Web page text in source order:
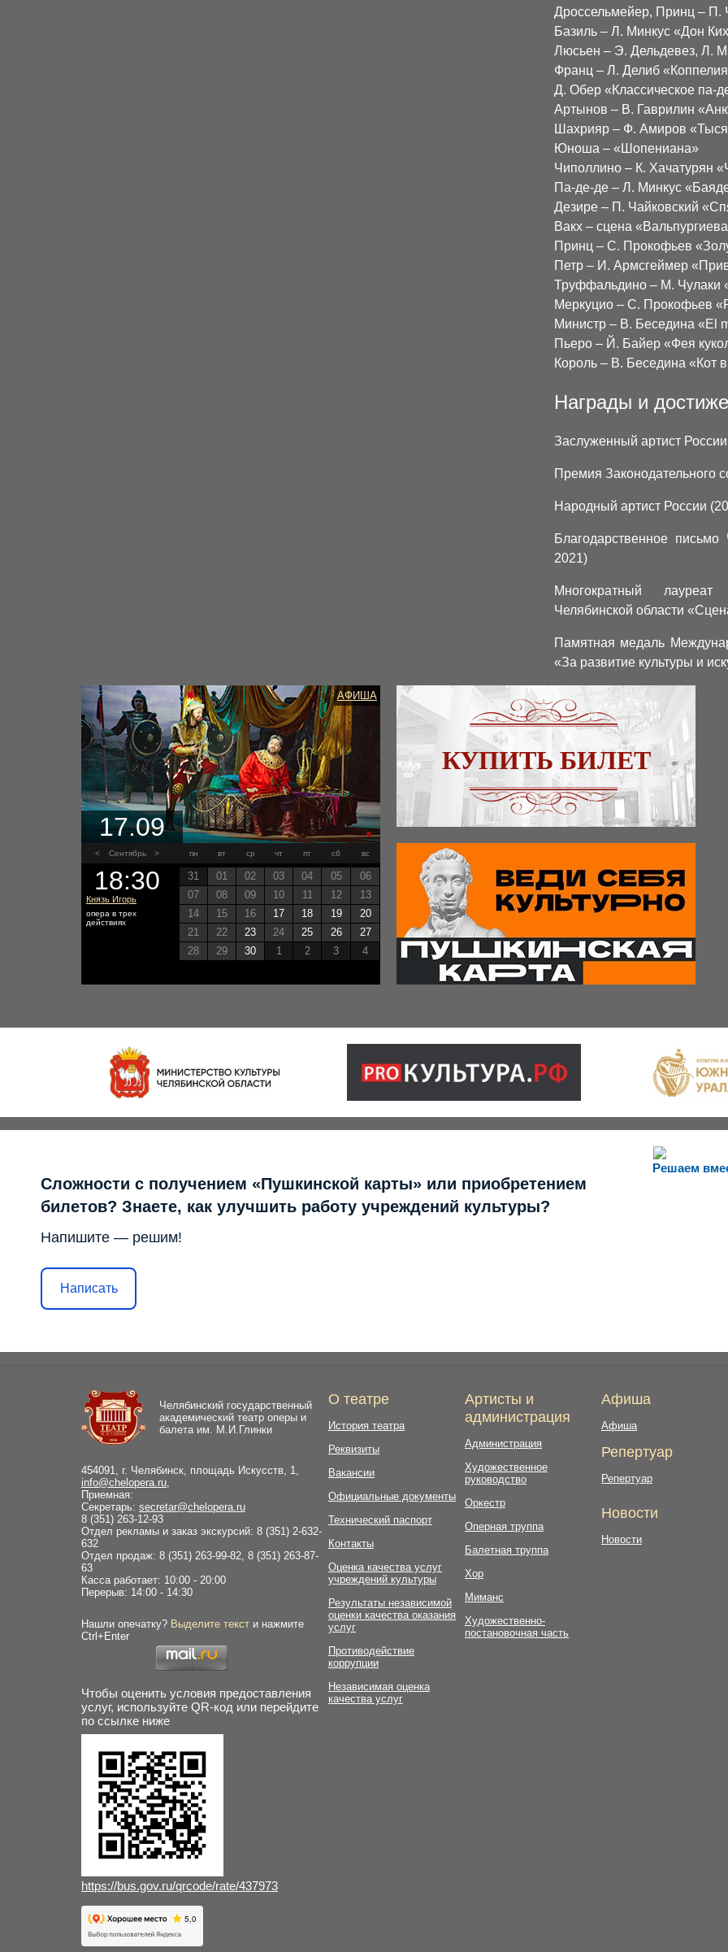
Дроссельмейер, Принц – П.
Базиль – Л. Минкус «Дон
Люсьен – Э. Дельдевез, Л.
Франц – Л. Делиб
Д. Обер «Классическое па-
Артынов – В. Гаврилин
Шахрияр – Ф. Амиров
Юноша – «Шопениана»
Чиполлино – К. Хачатурян
Па-де-де – Л. Минкус
Дезире – П. Чайковский
Вакх – сцена
Принц – С. Прокофьев
Петр – И. Армсгеймер
Труффальдино – М. Чулаки
Меркуцио – С. Прокофьев
Министр – В. Беседина «El
Пьеро – Й. Байер «Фея
Король – В. Беседина «Кот
Награды и
Заслуженный артист
Премия Законодательного
Народный артист России
Благодарственное
2021)
Многократный
Челябинской области
Памятная медаль
«За развитие культуры и
АФИША
< Сентябрь > пн вт ср чт пт сб вс
31 01 02 03 04 05
06
07
08 09 10 11 12
13
14
15 16 17 18 19
20
21
22 23 24 25 26
27
28
29 30 1 2 3 4
17.09
18:30
Князь Игорь
опера в трех
действиях
КУПИТЬ БИЛЕТ
Решаем
Сложности с получением «Пушкинской карты» или приобретением
билетов? Знаете, как улучшить работу учреждений культуры?
Напишите — решим!
Написать
Челябинский государственный
академический театр оперы и
балета им. М.И.Глинки
454091, г. Челябинск, площадь Искусств, 1,
info@chelopera.ru
Приемная:
Секретарь: secretar@chelopera.ru
8 (351) 263-12-93
Отдел рекламы и заказ экскурсий: 8 (351) 2-632-
632
Отдел продаж: 8 (351) 263-99-82, 8 (351) 263-87-
63
Касса работает: 10:00 - 20:00
Перерыв: 14:00 - 14:30
Нашли опечатку? Выделите текст и нажмите
Ctrl+Enter
Чтобы оценить условия предоставления
услуг, используйте QR-код или перейдите
по ссылке ниже
https://bus.gov.ru/qrcode/rate/437973
О театре
История театра
Реквизиты
Вакансии
Официальные документы
Технический паспорт
Контакты
Оценка качества услуг
учреждений культуры
Результаты независимой
оценки качества оказания
услуг
Противодействие
коррупции
Независимая оценка
качества услуг
Артисты и
администрация
Администрация
Художественное
руководство
Оркестр
Оперная труппа
Балетная труппа
Хор
Миманс
Художественно-
постановочная часть
Афиша
Афиша
Репертуар
Репертуар
Новости
Новости